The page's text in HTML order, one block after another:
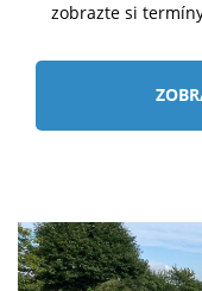
zobrazte si